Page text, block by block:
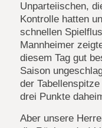
Unparteiischen,
Kontrolle hatten
schnellen
Mannheimer
diesem Tag gut
Saison
der
drei Punkte
Aber unsere